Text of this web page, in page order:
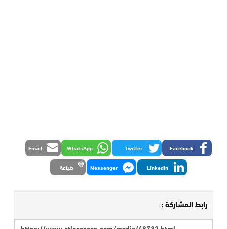
Facebook
Twitter
WhatsApp
Email
LinkedIn
Messenger طباعة
رابط المشاركة :